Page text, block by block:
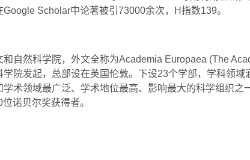
Google Scholar中论著被引 73000余次， H指数139。
自然科学院，外文全称为Academia Europaea (The
院发起，总部设在英国伦敦。下设23个学部，学科领域
术领域最广泛、学术地位最高、影响最大的科学组织之
位诺贝尔奖获得者。